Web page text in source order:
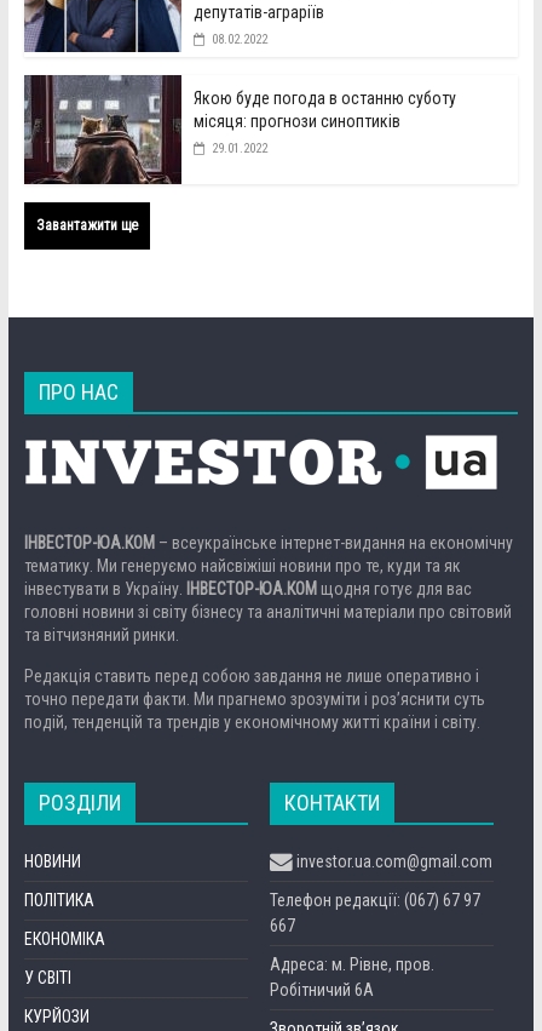
депутатів-аграріїв
08.02.2022
Якою буде погода в останню суботу
місяця: прогнози синоптиків
29.01.2022
Завантажити ще
ПРО НАС
ІНВЕСТОР-ЮА.КОМ – всеукраїнське інтернет-видання на економічну
тематику. Ми генеруємо найсвіжіші новини про те, куди та як
інвестувати в Україну.
ІНВЕСТОР-ЮА.КОМ щодня готує для вас
головні новини зі світу бізнесу та аналітичні матеріали про світовий
та вітчизняний ринки.
Редакція ставить перед собою завдання не лише оперативно і
точно передати факти. Ми прагнемо зрозуміти і роз’яснити суть
подій, тенденцій та трендів у економічному житті країни і світу.
РОЗДІЛИ
НОВИНИ
ПОЛІТИКА
ЕКОНОМІКА
У СВІТІ
КУРЙОЗИ
КОНТАКТИ
investor.ua.com@gmail.com
Телефон редакції: (067) 67 97
667
Адреса: м. Рівне, пров.
Робітничий 6А